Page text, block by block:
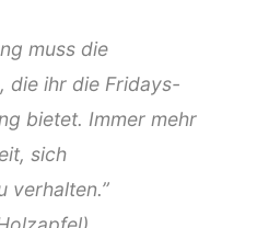
muss die
die ihr die Fridays-
bietet. Immer mehr
sich
verhalten.”